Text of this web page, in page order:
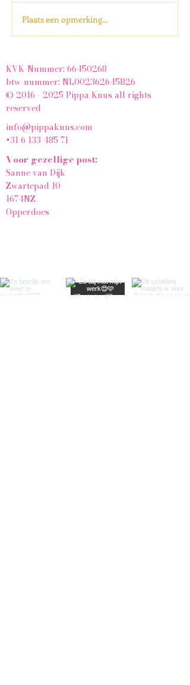
Plaats een opmerking...
KVK-Nummer: 66450268
btw-nummer: NL002362645B26
© 2016 - 2025 Pippa Knus all rights
reserved
info@pippaknus.com
+31 6 133 485 71
Voor gezellige post:
Sanne van Dijk
Zwartepad 10
1674NZ
Opperdoes